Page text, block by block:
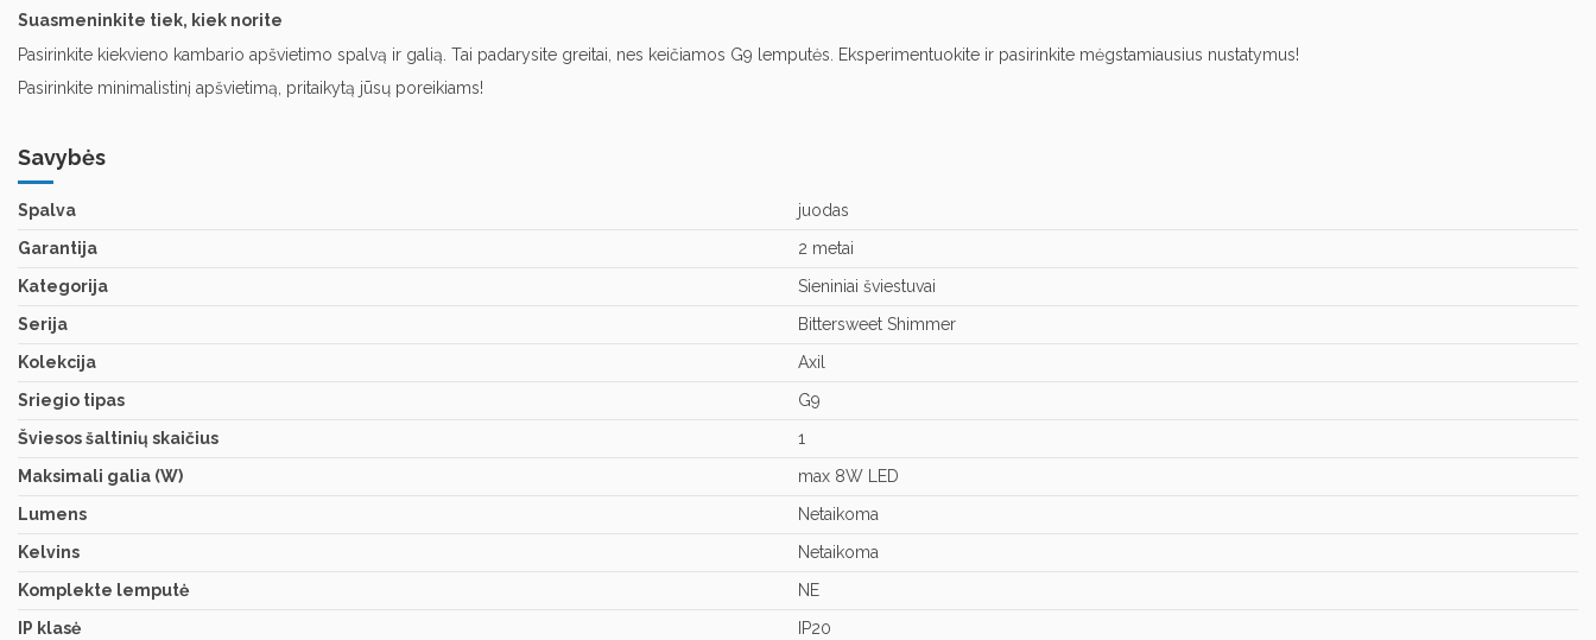
Suasmeninkite tiek, kiek norite
Pasirinkite kiekvieno kambario apšvietimo spalvą ir galią. Tai padarysite greitai, nes keičiamos G9 lemputės. Eksperimentuokite ir pasirinkite mėgstamiausius nustatymus!
Pasirinkite minimalistinį apšvietimą, pritaikytą jūsų poreikiams!
Savybės
Spalva
juodas
Garantija
2 metai
Kategorija
Sieniniai šviestuvai
Serija
Bittersweet Shimmer
Kolekcija
Axil
Sriegio tipas
G9
Šviesos šaltinių skaičius
1
Maksimali galia (W)
max 8W LED
Lumens
Netaikoma
Kelvins
Netaikoma
Komplekte lemputė
NE
IP klasė
IP20